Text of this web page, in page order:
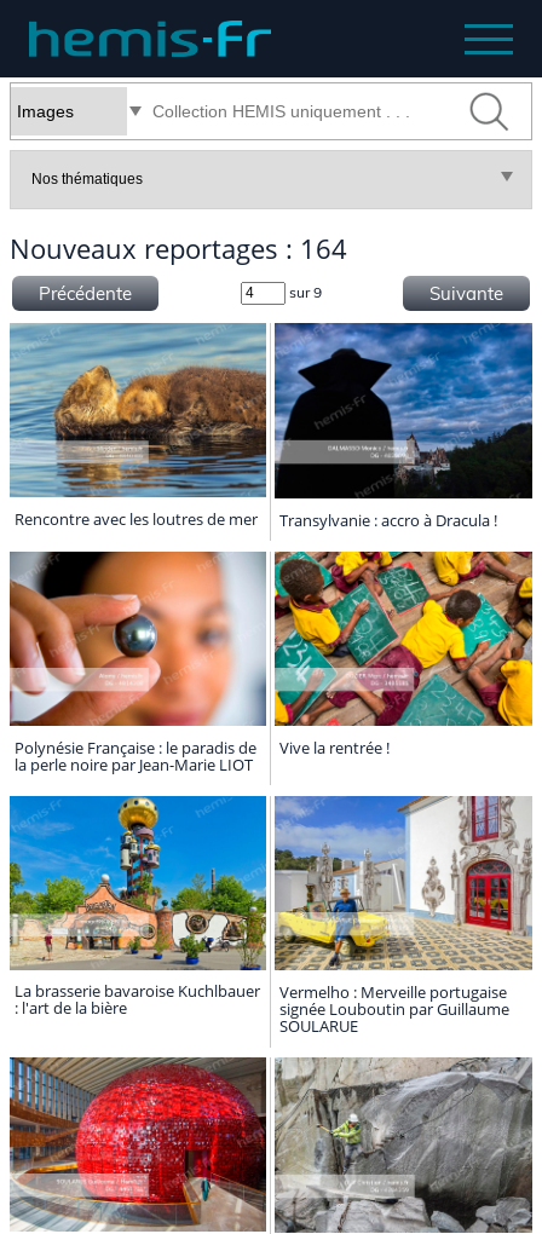
Nouveaux reportages : 164
Précédente sur 9 Suivante
Rencontre avec les loutres de mer Transylvanie : accro à Dracula !
Polynésie Française : le paradis de
la perle noire par Jean-Marie LIOT
Vive la rentrée !
La brasserie bavaroise Kuchlbauer
: l'art de la bière
Vermelho : Merveille portugaise
signée Louboutin par Guillaume
SOULARUE